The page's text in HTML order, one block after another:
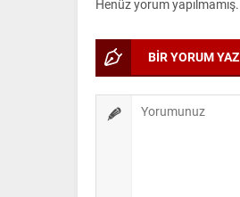
Henüz yorum
BİR YORUM YAZ